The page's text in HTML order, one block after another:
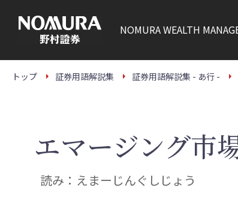
本
NOMURAWEALTH
トップ 証券用語解説集 証券用語解説集 - あ行 -
エマージング市
読み：えまーじんぐしじょう